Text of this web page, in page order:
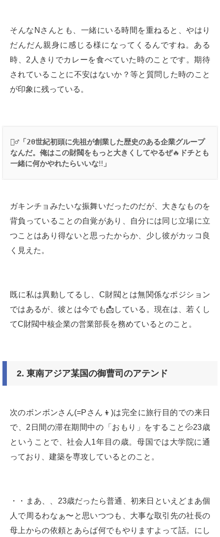
そんなNさんとも、一緒にいる時間を重ねると、やはり
だんだん親身に感じる様になってくるんですね。ある
時、2人きりでカレーを食べていた時のことです。期待
されていることに不安はないか？等と質問した時のこと
が印象に残っている。
👳‍♂️ 「20世紀初頭に先祖が創業した歴史のある企業グループ
なんだ。俺はこの財閥をもっと大きくしてやるぜ🔥 ドチとも
一緒に何かやれたらいいな‼️ 」
ガキンチョみたいな振舞いだったのだが、大きなものを
背負っていることの自覚があり、自分には同じ立場に立
つことはあり得ないと思ったからか、少し彼がカッコ良
く見えた。
既に私は異動してるし、C財閥とは無関係なポジション
ではあるが、彼とは今でも📩している。現在は、若くし
てC財閥中核企業の営業部長を務めているとのこと。
2. 東南アジア某国の御曹司のアテンド
次のボンボンさん(=Pさん👦)は完全に旅行目的での来日
で、2日間の滞在期間中の「おもり」をすること💦23歳
ということで、社会人1年目の歳。母国では大学院に通
っており、建築を専攻しているとのこと。
・・まあ、、23歳だったら普通、初来日といえどまあ個
人で周るわなぁ〜と思いつつも、大事な取引先の社長の
母上からの依頼とあらば何でもやりますよって話。にし